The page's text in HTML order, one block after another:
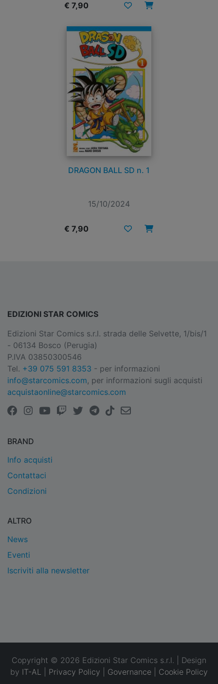
€ 7,90
DRAGON BALL SD n. 1
15/10/2024
€ 7,90
EDIZIONI STAR COMICS
Edizioni Star Comics s.r.l. strada delle Selvette, 1/bis/1
- 06134 Bosco (Perugia)
P.IVA 03850300546
Tel. +39 075 591 8353 - per informazioni
info@starcomics.com, per informazioni sugli acquisti
acquistaonline@starcomics.com
BRAND
Info acquisti
Contattaci
Condizioni
ALTRO
News
Eventi
Iscriviti alla newsletter
Copyright © 2026 Edizioni Star Comics s.r.l. | Design
by IT-AL Privacy Policy Governance Cookie Policy